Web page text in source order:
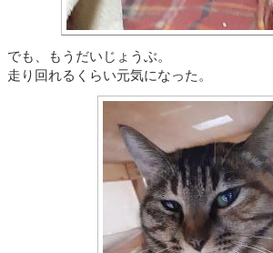
でも、もうだいじょうぶ。
走り回れるくらい元気になった。